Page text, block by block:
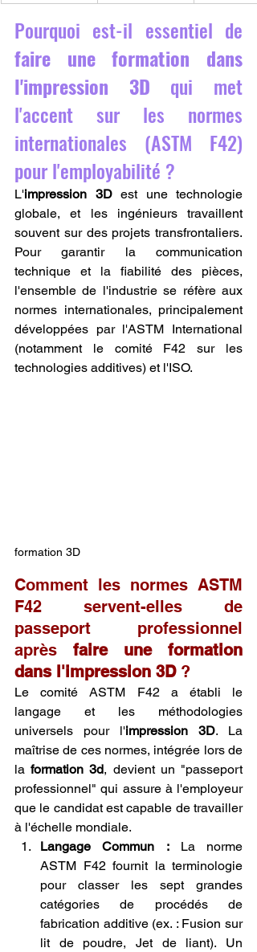
faire une formation dans
l'impression 3D qui met
l'accent sur les normes
internationales (ASTM F42)
pour l'employabilité ?
L'impression 3D est une technologie
globale, et les ingénieurs travaillent
souvent sur des projets transfrontaliers.
Pour garantir la communication
technique et la fiabilité des pièces,
l'ensemble de l'industrie se réfère aux
normes internationales, principalement
développées par l'ASTM International
(notamment le comité F42 sur les
technologies additives) et l'ISO.
formation 3D
Comment les normes ASTM
F42 servent-elles de
passeport professionnel
après faire une formation
dans l'impression 3D ?
Le comité ASTM F42 a établi le
langage et les méthodologies
universels pour l'impression 3D. La
maîtrise de ces normes, intégrée lors de
la formation 3d, devient un "passeport
professionnel" qui assure à l'employeur
que le candidat est capable de travailler
à l'échelle mondiale.
Langage Commun : La norme
ASTM F42 fournit la terminologie
pour classer les sept grandes
catégories de procédés de
fabrication additive (ex. : Fusion sur
lit de poudre, Jet de liant). Un